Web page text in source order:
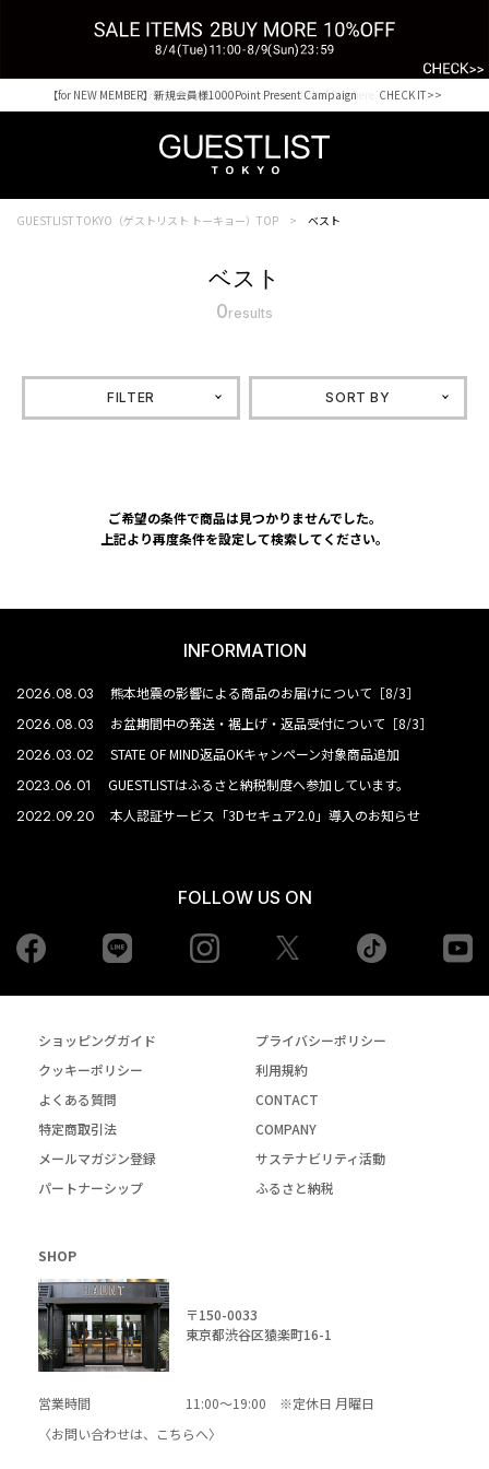
Shopping from outside Japan? Visit our Global Site here. >>
【for NEW MEMBER】新規会員様1000Point Present Campaign CHECK IT>>
GUESTLIST TOKYO（ゲストリスト トーキョー）TOP ベスト
ベスト
0results
FILTER SORT BY
ご希望の条件で商品は見つかりませんでした。
上記より再度条件を設定して検索してください。
INFORMATION
2026.08.03 熊本地震の影響による商品のお届けについて［8/3］
2026.08.03 お盆期間中の発送・裾上げ・返品受付について［8/3］
2026.03.02 STATE OF MIND返品OKキャンペーン対象商品追加
2023.06.01 GUESTLISTはふるさと納税制度へ参加しています。
2022.09.20 本人認証サービス「3Dセキュア2.0」導入のお知らせ
FOLLOW US ON
Facebook Instagram tiktok
ショッピングガイド
プライバシーポリシー
クッキーポリシー
利用規約
よくある質問
CONTACT
特定商取引法
COMPANY
メールマガジン登録
サステナビリティ活動
パートナーシップ
ふるさと納税
SHOP
〒150-0033
東京都渋谷区猿楽町16-1
営業時間
11:00～19:00 ※定休日 月曜日
〈お問い合わせは、
こちらへ〉